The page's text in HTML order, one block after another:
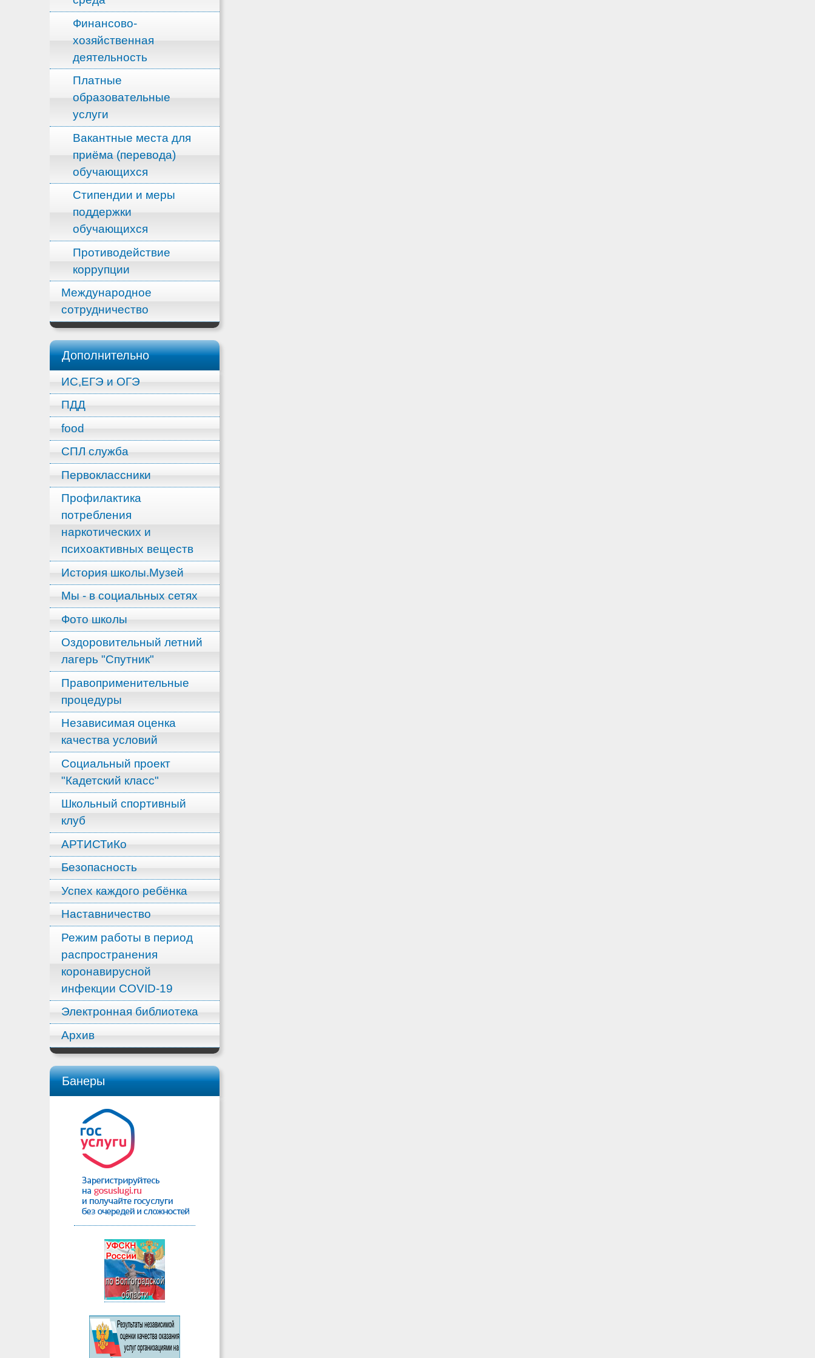
Финансово-
хозяйственная
деятельность
Платные
образовательные
услуги
Вакантные места для
приёма (перевода)
обучающихся
Стипендии и меры
поддержки
обучающихся
Противодействие
коррупции
Международное
сотрудничество
Дополнительно
ИС,ЕГЭ и ОГЭ
ПДД
food
СПЛ служба
Первоклассники
Профилактика
потребления
наркотических и
психоактивных веществ
История школы.Музей
Мы - в социальных сетях
Фото школы
Оздоровительный летний
лагерь "Спутник"
Правоприменительные
процедуры
Независимая оценка
качества условий
Социальный проект
"Кадетский класс"
Школьный спортивный
клуб
АРТИСТиКо
Безопасность
Успех каждого ребёнка
Наставничество
Режим работы в период
распространения
коронавирусной
инфекции COVID-19
Электронная библиотека
Архив
Банеры